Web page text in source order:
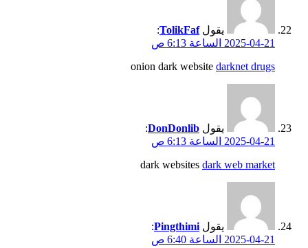
يقول TolikFaf
:
2025-04-21 الساعة 6:13 ص
onion dark websitedarknet drugs
يقول DonDonlib
:
2025-04-21 الساعة 6:13 ص
dark websitesdark web market
يقول Pingthimi
:
2025-04-21 الساعة 6:40 ص